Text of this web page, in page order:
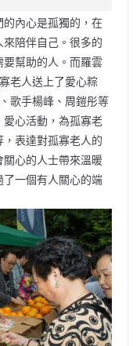
er l y
Li
n
k
內心是孤獨的，在
陪伴自己。很多的
幫助的人。而羅雲
老人送上了愛心粽
歌手楊峰、周鎧彤等
心活動，為孤寡老
表達對孤寡老人的
心的人士帶來溫暖
一個有人關心的端